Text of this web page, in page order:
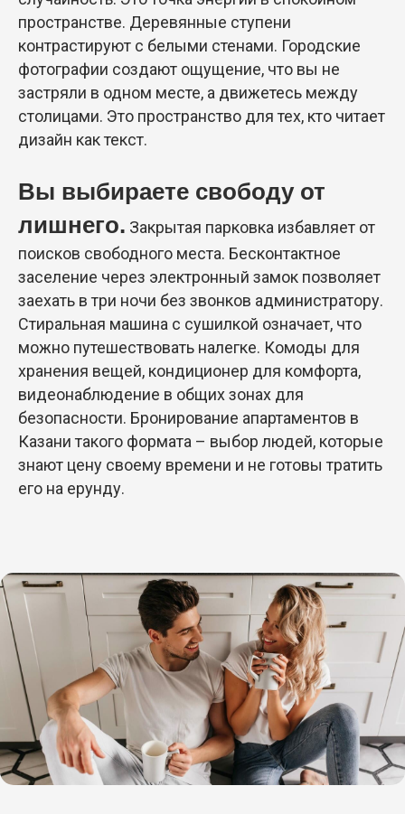
пространстве. Деревянные ступени
контрастируют с белыми стенами. Городские
фотографии создают ощущение, что вы не
застряли в одном месте, а движетесь между
столицами. Это пространство для тех, кто читает
дизайн как текст.
Вы выбираете свободу от
лишнего. Закрытая парковка избавляет от
поисков свободного места. Бесконтактное
заселение через электронный замок позволяет
заехать в три ночи без звонков администратору.
Стиральная машина с сушилкой означает, что
можно путешествовать налегке. Комоды для
хранения вещей, кондиционер для комфорта,
видеонаблюдение в общих зонах для
безопасности. Бронирование апартаментов в
Казани такого формата – выбор людей, которые
знают цену своему времени и не готовы тратить
его на ерунду.